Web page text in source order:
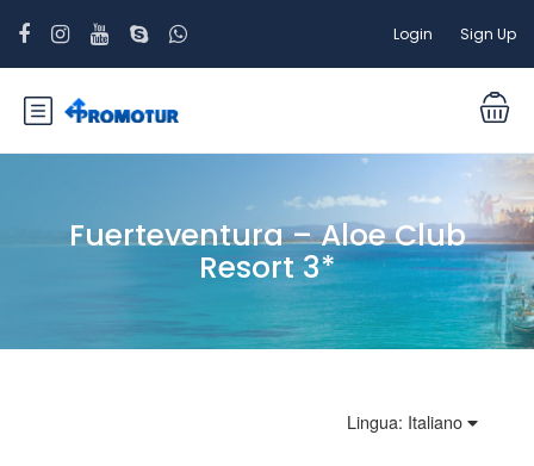
Login Sign Up
Fuerteventura – Aloe Club
Resort 3*